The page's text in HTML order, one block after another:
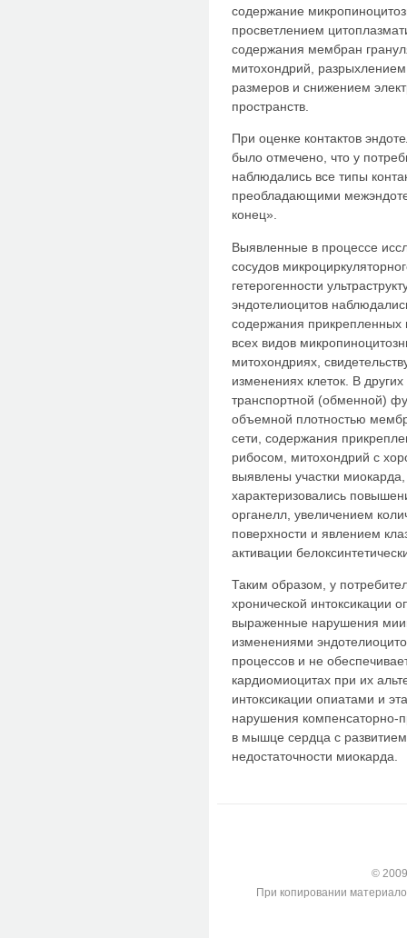
содержание
просветлением
содержания мембран
митохондрий,
размеров и снижением
пространств.
При оценке контактов
было отмечено, что у
наблюдались все типы
преобладающими
конец».
Выявленные в процессе
сосудов
гетерогенности
эндотелиоцитов
содержания
всех видов
митохондриях,
изменениях клеток. В
транспортной (обменной)
объемной плотностью
сети, содержания
рибосом, митохондрий с
выявлены участки
характеризовались
органелл, увеличением
поверхности и явлением
активации
Таким образом, у
хронической интоксикации
выраженные нарушения
изменениями
процессов и не
кардиомиоцитах при их
интоксикации опиатами и
нарушения компенсаторно-
в мышце сердца с
недостаточности миокарда.
©
При копировании